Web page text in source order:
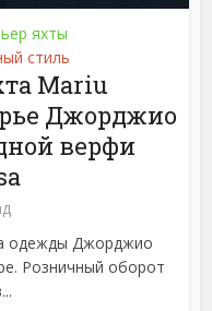
яхты
стиль
Mariu
Джорджио
верфи
одежды Джорджио
Розничный оборот